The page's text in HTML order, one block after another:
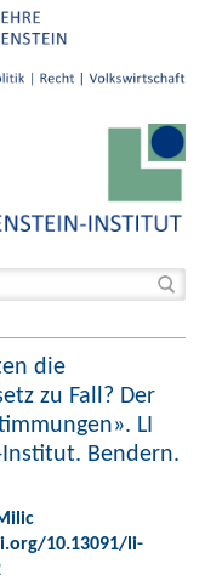
die
zu Fall? Der
LI
Bendern.
10.13091/li-